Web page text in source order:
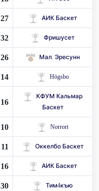
27 АИК Баскет
32 Фришусет
26 Мал. Эресунн
14 Högsbo
16
КФУМ Кальмар
Баскет
10 Norrort
11 Оккелбо Баскет
16 АИК Баскет
30 Тим4къю